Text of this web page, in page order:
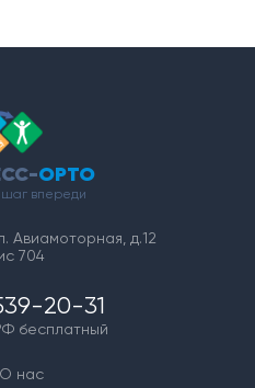
ОРТО
шаг впереди
Авиамоторная, д.12
704
20-31
бесплатный
О нас